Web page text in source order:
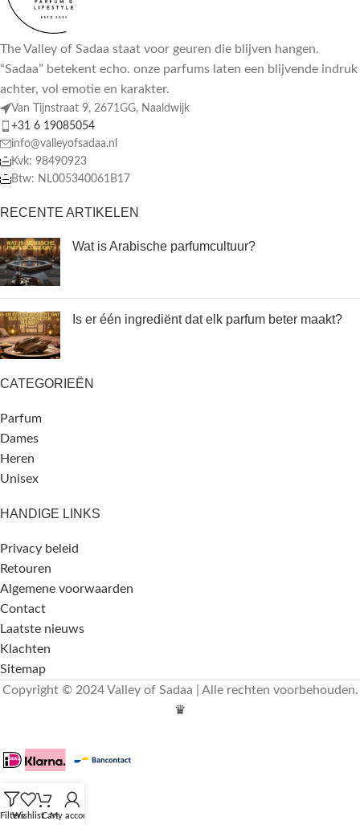
The Valley of Sadaa staat voor geuren die blijven hangen.
“Sadaa” betekent echo. onze parfums laten een blijvende indruk
achter, vol emotie en karakter.
Van Tijnstraat 9, 2671GG, Naaldwijk
+31 6 19085054
info@valleyofsadaa.nl
Kvk: 98490923
Btw: NL005340061B17
RECENTE ARTIKELEN
Wat is Arabische parfumcultuur?
Is er één ingrediënt dat elk parfum beter maakt?
CATEGORIEËN
Parfum
Dames
Heren
Unisex
HANDIGE LINKS
Privacy beleid
Retouren
Algemene voorwaarden
Contact
Laatste nieuws
Klachten
Sitemap
Copyright © 2024 Valley of Sadaa | Alle rechten voorbehouden.
♛
FiltersWishlistCartMy account